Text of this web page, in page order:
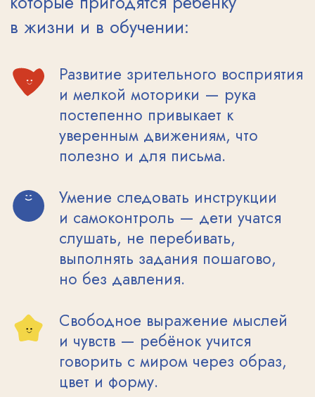
МАТЕМАТИКА ЧТЕНИЕ
ПИСЬМО УСТНАЯ РЕЧЬ
ОКРУЖАЮЩИЙ МИР
встреча с собой и своим внутренним
художником.
ТВОРЧЕСТВО ЛОГИКА
ПРАВОПОЛУШАРНОЕ
РИСОВАНИЕ ДЛЯ
ДЕТЕЙ: О ПРОГРАММЕ